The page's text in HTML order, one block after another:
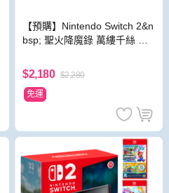
【預購】Nintendo Switch 2&n
bsp; 聖火降魔錄 萬縷千絲 中
$2,180 $2,280
免運